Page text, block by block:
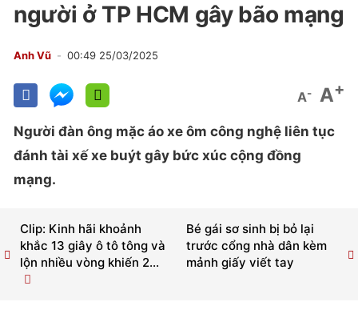
người ở TP HCM gây bão mạng
Anh Vũ 00:49 25/03/2025
A- A+
Người đàn ông mặc áo xe ôm công nghệ liên tục
đánh tài xế xe buýt gây bức xúc cộng đồng
mạng.
Bé gái sơ sinh bị bỏ lại
trước cổng nhà dân kèm
mảnh giấy viết tay
Clip: Kinh hãi khoảnh
khắc 13 giây ô tô tông và
lộn nhiều vòng khiến 2...